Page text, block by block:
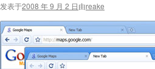
发表于2008 年 9 月 2 日由reake